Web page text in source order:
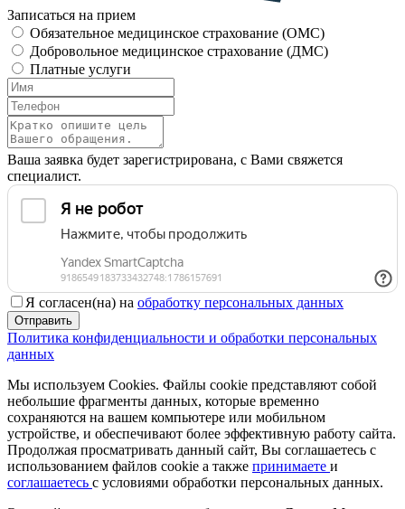
Записаться на прием
Обязательное медицинское страхование (OMC)
Добровольное медицинское страхование (ДМС)
Платные услуги
Ваша заявка будет зарегистрирована, с Вами свяжется
специалист.
Я согласен(на) на обработку персональных данных
Отправить
Политика конфиденциальности и обработки персональных
данных
Мы используем Cookies. Файлы cookie представляют собой
небольшие фрагменты данных, которые временно
сохраняются на вашем компьютере или мобильном
устройстве, и обеспечивают более эффективную работу сайта.
Продолжая просматривать данный сайт, Вы соглашаетесь с
использованием файлов cookie а также принимаете и
соглашаетесь с условиями обработки персональных данных.